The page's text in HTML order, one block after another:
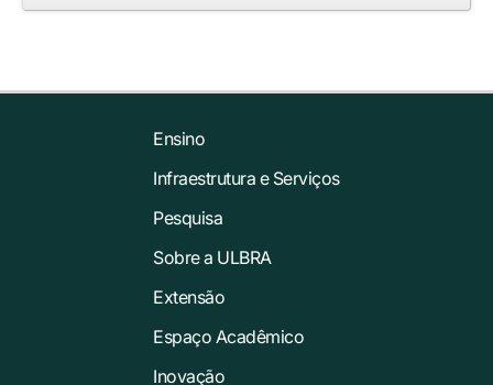
Ensino
Infraestrutura e Serviços
Pesquisa
Sobre a ULBRA
Extensão
Espaço Acadêmico
Inovação